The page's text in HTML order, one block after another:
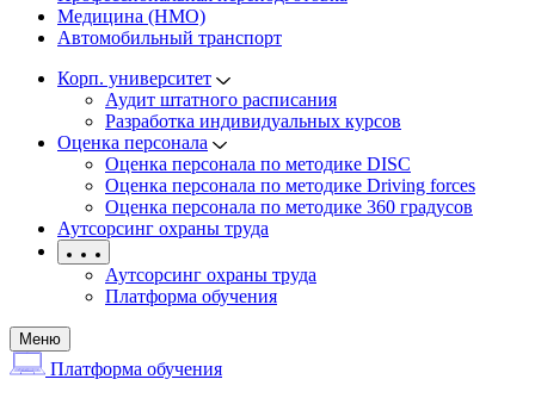
Медицина (НМО)
Автомобильный транспорт
Корп. университет
Аудит штатного расписания
Разработка индивидуальных курсов
Оценка персонала
Оценка персонала по методике DISC
Оценка персонала по методике Driving forces
Оценка персонала по методике 360 градусов
Аутсорсинг охраны труда
Аутсорсинг охраны труда
Платформа обучения
Меню
Платформа обучения